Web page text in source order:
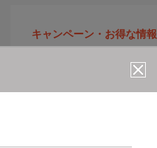
キャンペーン・お得な情報